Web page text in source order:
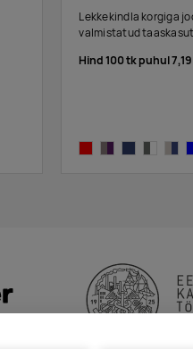
Lekkekindla korgiga
valmistatud
Hind 100 tk puhul